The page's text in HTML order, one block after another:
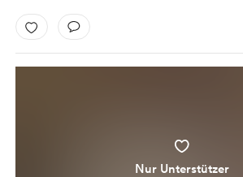
Nur Unterstützer